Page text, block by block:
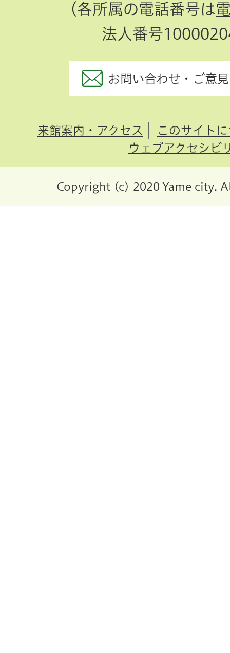
（各所属の電話番号は
法人番号
お問い合わせ・ご意
来館案内・アクセス
このサイト
ウェブアクセシビ
Copyright (c) 2020 Yame city.